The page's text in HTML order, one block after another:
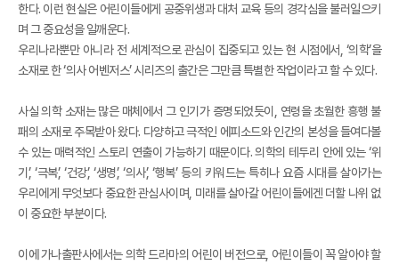
한다. 이런 현실은 어린이들에게 공중위생과 대처 교육 등의 경각심을 불러일으키
며 그 중요성을 일깨운다.
우리나라뿐만 아니라 전 세계적으로 관심이 집중되고 있는 현 시점에서, ‘의학’을
소재로 한 ‘의사 어벤저스’ 시리즈의 출간은 그만큼 특별한 작업이라고 할 수 있다.
사실 의학 소재는 많은 매체에서 그 인기가 증명되었듯이, 연령을 초월한 흥행 불
패의 소재로 주목받아 왔다. 다양하고 극적인 에피소드와 인간의 본성을 들여다볼
수 있는 매력적인 스토리 연출이 가능하기 때문이다. 의학의 테두리 안에 있는 ‘위
기’, ‘극복’, ‘건강’, ‘생명’, ‘의사’, ‘행복’ 등의 키워드는 특히나 요즘 시대를 살아가는
우리에게 무엇보다 중요한 관심사이며, 미래를 살아갈 어린이들에겐 더할 나위 없
이 중요한 부분이다.
이에 가나출판사에서는 의학 드라마의 어린이 버전으로, 어린이들이 꼭 알아야 할